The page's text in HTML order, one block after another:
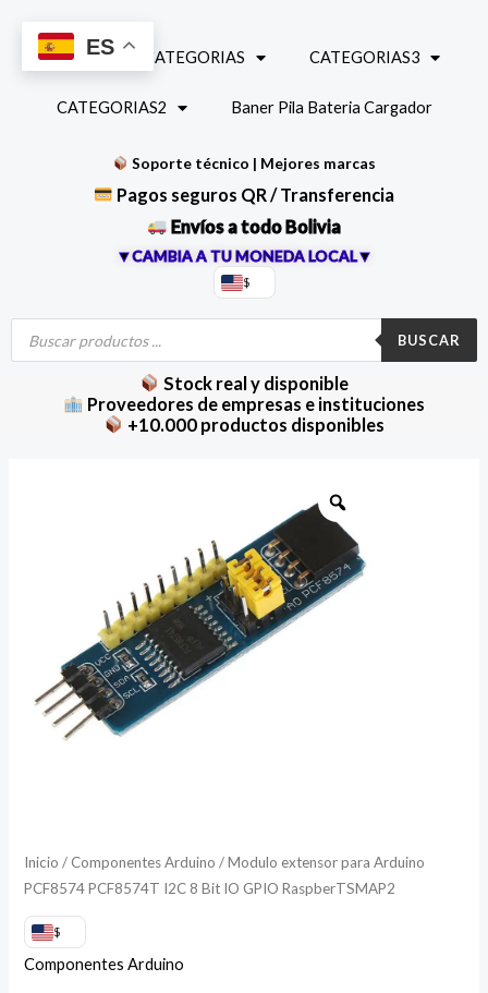
contenido
INICIO CATEGORIAS CATEGORIAS3
CATEGORIAS2 Baner Pila Bateria Cargador
Soporte técnico | Mejores marcas
Pagos seguros QR / Transferencia
Envíos a todo Bolivia
▼CAMBIA A TU MONEDA LOCAL▼
$
Búsqueda
productos
BUSCAR
Stock real y disponible
Proveedores de empresas e instituciones
+10.000 productos disponibles
Inicio / Componentes Arduino / Modulo extensor para Arduino
PCF8574 PCF8574T I2C 8 Bit IO GPIO RaspberTSMAP2
$
Componentes Arduino
PCF8574T
Bit
ES